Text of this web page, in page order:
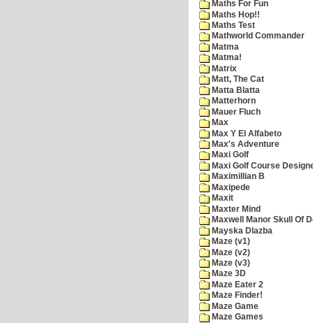
Maths For Fun
Maths Hop!!
Maths Test
Mathworld Commander
Matma
Matma!
Matrix
Matt, The Cat
Matta Blatta
Matterhorn
Mauer Fluch
Max
Max Y El Alfabeto
Max's Adventure
Maxi Golf
Maxi Golf Course
Maximillian B
Maxipede
Maxit
Maxter Mind
Maxwell Manor Skull Of
Mayska Dlazba
Maze (v1)
Maze (v2)
Maze (v3)
Maze 3D
Maze Eater 2
Maze Finder!
Maze Game
Maze Games